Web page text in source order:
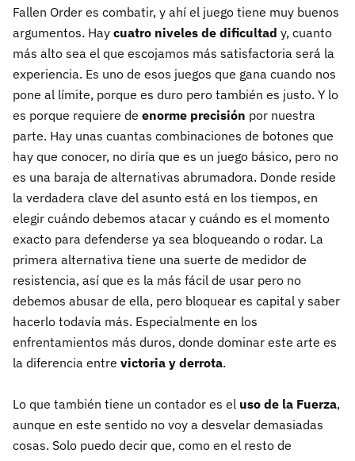
Fallen Order es combatir, y ahí el juego tiene muy buenos
argumentos. Hay cuatro niveles de dificultad y, cuanto
más alto sea el que escojamos más satisfactoria será la
experiencia. Es uno de esos juegos que gana cuando nos
pone al límite, porque es duro pero también es justo. Y lo
es porque requiere de enorme precisión por nuestra
parte. Hay unas cuantas combinaciones de botones que
hay que conocer, no diría que es un juego básico, pero no
es una baraja de alternativas abrumadora. Donde reside
la verdadera clave del asunto está en los tiempos, en
elegir cuándo debemos atacar y cuándo es el momento
exacto para defenderse ya sea bloqueando o rodar. La
primera alternativa tiene una suerte de medidor de
resistencia, así que es la más fácil de usar pero no
debemos abusar de ella, pero bloquear es capital y saber
hacerlo todavía más. Especialmente en los
enfrentamientos más duros, donde dominar este arte es
la diferencia entre victoria y derrota.
Lo que también tiene un contador es el uso de la Fuerza,
aunque en este sentido no voy a desvelar demasiadas
cosas. Solo puedo decir que, como en el resto de